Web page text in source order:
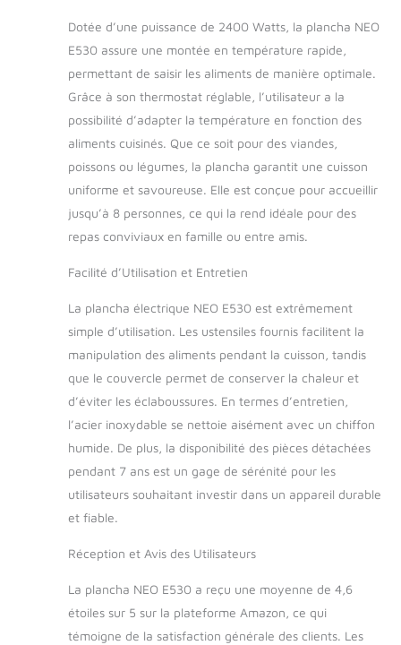
Son bol de
est amovible et
permet un nettoyage
facile. POUR UNE
UTILISATION VARIÉE
électrique permet de
cuisiner tous types
d'aliments (viandes,
légumes, fruits,
etc.), contrairement
permet pas la
et des fruits, par
FRANÇAIS :
PLANCHAELEC
propose une large
gamme de produits
attractifs. La marque
est née d'un savoir-
faire d’hommes et
matériel de cuisson
Dotée d’une puissance de 2400 Watts, la plancha NEO
E530 assure une montée en température rapide,
permettant de saisir les aliments de manière optimale.
Grâce à son thermostat réglable, l’utilisateur a la
possibilité d’adapter la température en fonction des
aliments cuisinés. Que ce soit pour des viandes,
poissons ou légumes, la plancha garantit une cuisson
uniforme et savoureuse. Elle est conçue pour accueillir
jusqu’à 8 personnes, ce qui la rend idéale pour des
repas conviviaux en famille ou entre amis.
Facilité d’Utilisation et Entretien
La plancha électrique NEO E530 est extrêmement
simple d’utilisation. Les ustensiles fournis facilitent la
manipulation des aliments pendant la cuisson, tandis
que le couvercle permet de conserver la chaleur et
d’éviter les éclaboussures. En termes d’entretien,
l’acier inoxydable se nettoie aisément avec un chiffon
humide. De plus, la disponibilité des pièces détachées
pendant 7 ans est un gage de sérénité pour les
utilisateurs souhaitant investir dans un appareil durable
et fiable.
Réception et Avis des Utilisateurs
La plancha NEO E530 a reçu une moyenne de 4,6
étoiles sur 5 sur la plateforme Amazon, ce qui
témoigne de la satisfaction générale des clients. Les